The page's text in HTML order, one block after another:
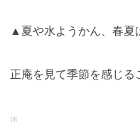
▲夏や水ようかん、春夏
正庵を見て季節を感じる
PR